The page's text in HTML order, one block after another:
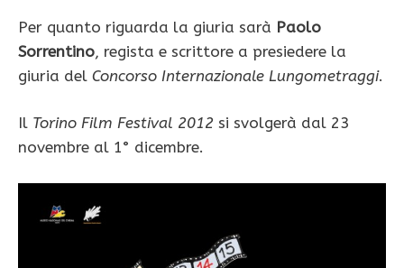
Per quanto riguarda la giuria sarà Paolo
Sorrentino, regista e scrittore a presiedere la
giuria del Concorso Internazionale Lungometraggi.
Il Torino Film Festival 2012 si svolgerà dal 23
novembre al 1° dicembre.